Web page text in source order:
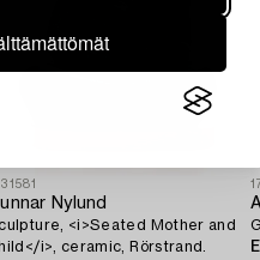
Nylund
<i>Seated Mother and
i>, ceramic, Rörstrand.